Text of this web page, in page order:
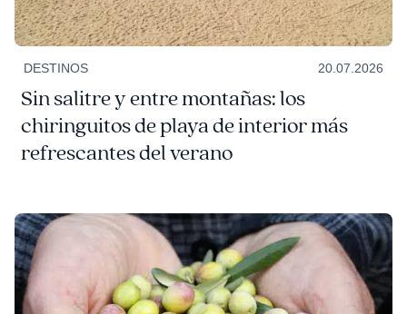
DESTINOS 20.07.2026
Sin salitre y entre montañas: los
chiringuitos de playa de interior más
refrescantes del verano